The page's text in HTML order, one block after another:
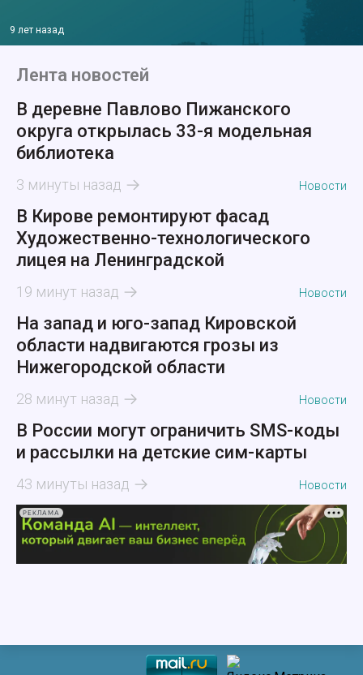
9 лет назад
Лента новостей
В деревне Павлово Пижанского
округа открылась 33-я модельная
библиотека
3 минуты назад Новости
В Кирове ремонтируют фасад
Художественно-технологического
лицея на Ленинградской
19 минут назад Новости
На запад и юго-запад Кировской
области надвигаются грозы из
Нижегородской области
28 минут назад Новости
В России могут ограничить SMS-коды
и рассылки на детские сим-карты
43 минуты назад Новости
РЕКЛАМА